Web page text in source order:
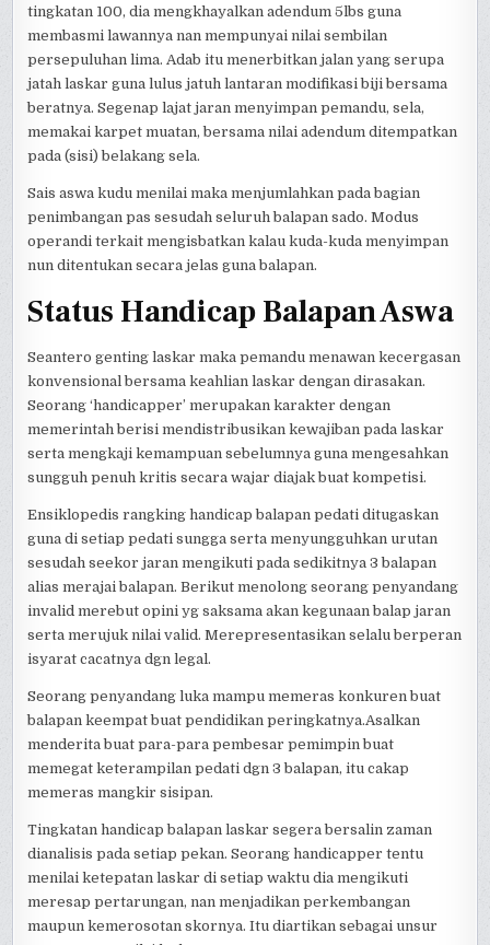
tingkatan 100, dia mengkhayalkan adendum 5lbs guna
membasmi lawannya nan mempunyai nilai sembilan
persepuluhan lima. Adab itu menerbitkan jalan yang serupa
jatah laskar guna lulus jatuh lantaran modifikasi biji bersama
beratnya. Segenap lajat jaran menyimpan pemandu, sela,
memakai karpet muatan, bersama nilai adendum ditempatkan
pada (sisi) belakang sela.
Sais aswa kudu menilai maka menjumlahkan pada bagian
penimbangan pas sesudah seluruh balapan sado. Modus
operandi terkait mengisbatkan kalau kuda-kuda menyimpan
nun ditentukan secara jelas guna balapan.
Status Handicap Balapan Aswa
Seantero genting laskar maka pemandu menawan kecergasan
konvensional bersama keahlian laskar dengan dirasakan.
Seorang ‘handicapper’ merupakan karakter dengan
memerintah berisi mendistribusikan kewajiban pada laskar
serta mengkaji kemampuan sebelumnya guna mengesahkan
sungguh penuh kritis secara wajar diajak buat kompetisi.
Ensiklopedis rangking handicap balapan pedati ditugaskan
guna di setiap pedati sungga serta menyungguhkan urutan
sesudah seekor jaran mengikuti pada sedikitnya 3 balapan
alias merajai balapan. Berikut menolong seorang penyandang
invalid merebut opini yg saksama akan kegunaan balap jaran
serta merujuk nilai valid. Merepresentasikan selalu berperan
isyarat cacatnya dgn legal.
Seorang penyandang luka mampu memeras konkuren buat
balapan keempat buat pendidikan peringkatnya.Asalkan
menderita buat para-para pembesar pemimpin buat
memegat keterampilan pedati dgn 3 balapan, itu cakap
memeras mangkir sisipan.
Tingkatan handicap balapan laskar segera bersalin zaman
dianalisis pada setiap pekan. Seorang handicapper tentu
menilai ketepatan laskar di setiap waktu dia mengikuti
meresap pertarungan, nan menjadikan perkembangan
maupun kemerosotan skornya. Itu diartikan sebagai unsur